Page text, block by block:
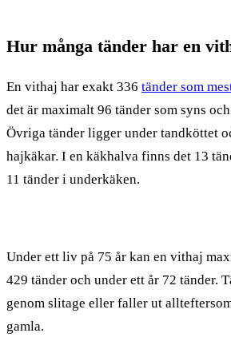
Hur många tänder har en
En vithaj har exakt 336 tänder som
det är maximalt 96 tänder som syns
Övriga tänder ligger under tandköttet
hajkäkar. I en käkhalva finns det 13
11 tänder i underkäken.
Under ett liv på 75 år kan en vithaj
429 tänder och under ett år 72 tänder.
genom slitage eller faller ut
gamla.